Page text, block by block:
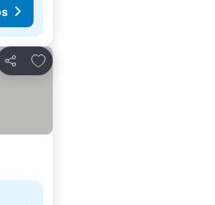
Compartir
Agregar a favoritos